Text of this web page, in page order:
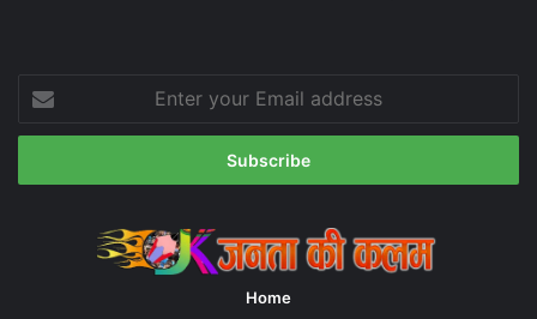
your
Email
Home